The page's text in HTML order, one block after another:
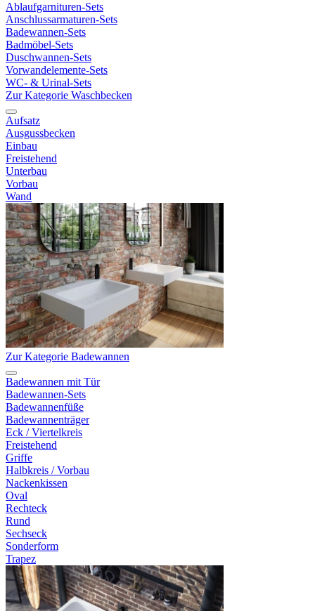
Ablaufgarnituren-Sets
Anschlussarmaturen-Sets
Badewannen-Sets
Badmöbel-Sets
Duschwannen-Sets
Vorwandelemente-Sets
WC- & Urinal-Sets
Zur Kategorie Waschbecken
Aufsatz
Ausgussbecken
Einbau
Freistehend
Unterbau
Vorbau
Wand
Zur Kategorie Badewannen
Badewannen mit Tür
Badewannen-Sets
Badewannenfüße
Badewannenträger
Eck / Viertelkreis
Freistehend
Griffe
Halbkreis / Vorbau
Nackenkissen
Oval
Rechteck
Rund
Sechseck
Sonderform
Trapez